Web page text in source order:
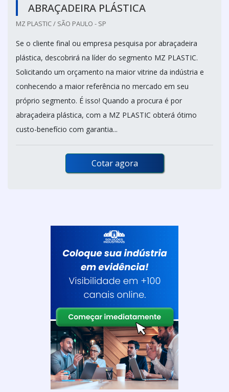
ABRAÇADEIRA PLÁSTICA
MZ PLASTIC / SÃO PAULO - SP
Se o cliente final ou empresa pesquisa por abraçadeira
plástica, descobrirá na líder do segmento MZ PLASTIC.
Solicitando um orçamento na maior vitrine da indústria e
conhecendo a maior referência no mercado em seu
próprio segmento. É isso! Quando a procura é por
abraçadeira plástica, com a MZ PLASTIC obterá ótimo
custo-benefício com garantia...
Cotar agora